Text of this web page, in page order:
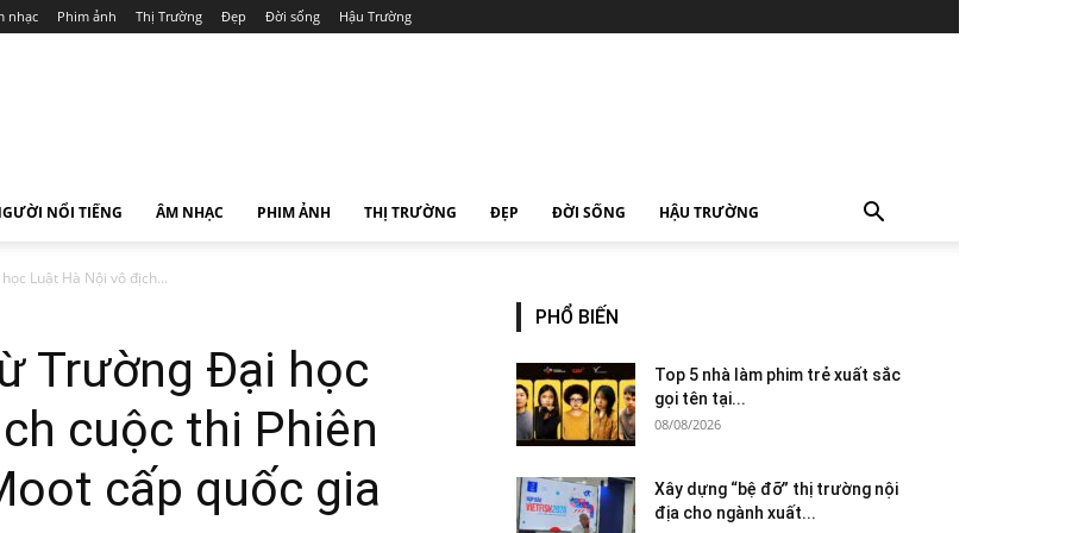
nhạc Phim ảnh Thị Trường Đẹp Đời sống Hậu Trường
NỔI TIẾNG ÂM NHẠC PHIM ẢNH THỊ TRƯỜNG ĐẸP ĐỜI SỐNG HẬU TRƯỜNG
Luật Hà Nội vô địch...
Trường Đại học
cuộc thi Phiên
cấp quốc gia
PHỔ BIẾN
Top 5 nhà làm phim trẻ xuất sắc
gọi tên tại...
08/08/2026
Xây dựng “bệ đỡ” thị trường nội
địa cho ngành xuất...